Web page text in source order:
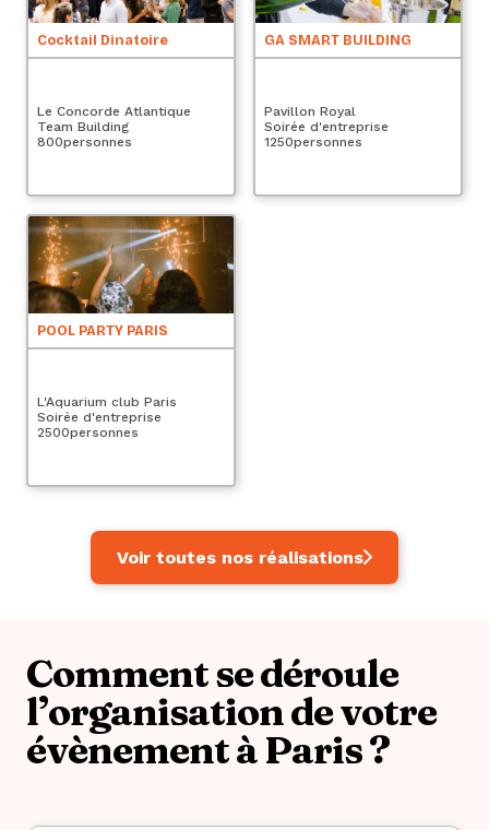
Cocktail Dinatoire
Le Concorde Atlantique
Team Building
800personnes
GA SMART BUILDING
Pavillon Royal
Soirée d'entreprise
1250personnes
POOL PARTY PARIS
L'Aquarium club Paris
Soirée d'entreprise
2500personnes
Voir toutes nos réalisations
Comment se déroule
l’organisation de votre
évènement à Paris ?